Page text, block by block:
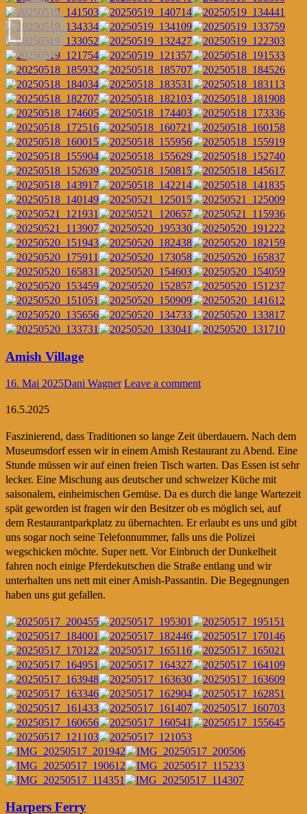
Amish Village
16. Mai 2025Dani Wagner Leave a comment
16.5.2025
Faszinierend, dass Traditionen so lange Zeit überdauern. Nach dem
Museumsdorf essen wir in einem Amish Restaurant zu Abend. Eine
Stunde müssen wir auf einen freien Tisch warten. Das Essen ist sehr
lecker. Eine Mischung aus deutscher und schweizer Küche mit
saisonalem, einheimischen Gemüse. Da es durch die lange Wartezeit
spät geworden ist fragen wir den Besitzer ob es möglich sei, auf
dem Restaurantparkplatz zu übernachten. Er erlaubt es uns und gibt
uns sogar noch seine Telefonnummer, falls uns die Polizei
wegschicken möchte. Super nett. Vor Einbruch der Dunkelheit
fahren noch einige Pferdekutschen die Straße entlang und wir
unterhalten uns nett mit einer Amish-Passantin. Die Begegnungen
haben uns gut gefallen.
Harpers Ferry